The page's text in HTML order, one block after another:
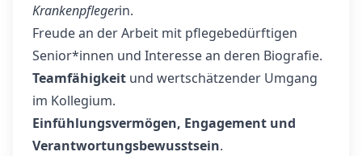
Krankenpflegerin.
Freude an der Arbeit mit pflegebedürftigen
Senior*innen und Interesse an deren Biografie.
Teamfähigkeit und wertschätzender Umgang
im Kollegium.
Einfühlungsvermögen, Engagement und
Verantwortungsbewusstsein.